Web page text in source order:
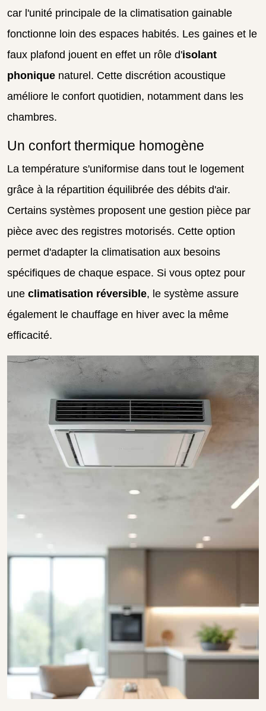
car l'unité principale de la climatisation gainable
fonctionne loin des espaces habités. Les gaines et le
faux plafond jouent en effet un rôle d'isolant
phonique naturel. Cette discrétion acoustique
améliore le confort quotidien, notamment dans les
chambres.
Un confort thermique homogène
La température s'uniformise dans tout le logement
grâce à la répartition équilibrée des débits d'air.
Certains systèmes proposent une gestion pièce par
pièce avec des registres motorisés. Cette option
permet d'adapter la climatisation aux besoins
spécifiques de chaque espace. Si vous optez pour
une climatisation réversible, le système assure
également le chauffage en hiver avec la même
efficacité.